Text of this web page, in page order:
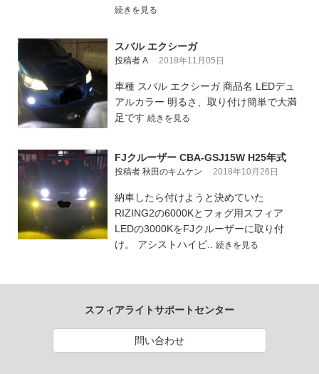
続きを見る
スバル エクシーガ
投稿者 A 2018年11月05日
車種 スバル エクシーガ 商品名 LEDデュ
アルカラー 明るさ、取り付け簡単で大満
足です 続きを見る
FJクルーザー CBA-GSJ15W H25年式
投稿者 秋田のキムケン 2018年10月26日
納車したら付けようと決めていた
RIZING2の6000Kとフォグ用スフィア
LEDの3000KをFJクルーザーに取り付
け。 アシストハイビ.. 続きを見る
スフィアライトサポートセンター
問い合わせ